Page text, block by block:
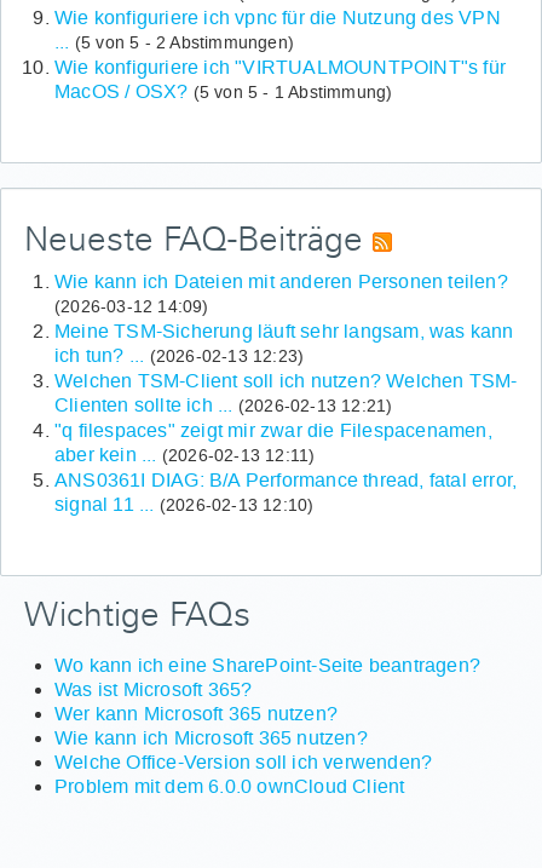
Wie konfiguriere ich vpnc für die Nutzung des VPN
(5 von 5 - 2 Abstimmungen)
Wie konfiguriere ich "VIRTUALMOUNTPOINT"s für
MacOS / OSX? (5 von 5 - 1 Abstimmung)
Neueste FAQ-Beiträge
Wie kann ich Dateien mit anderen Personen teilen?
(2026-03-12 14:09)
Meine TSM-Sicherung läuft sehr langsam, was kann
ich tun? ...
(2026-02-13 12:23)
Welchen TSM-Client soll ich nutzen? Welchen TSM-
Clienten sollte ich ...
(2026-02-13 12:21)
"q filespaces" zeigt mir zwar die Filespacenamen,
aber kein ...
(2026-02-13 12:11)
ANS0361I DIAG: B/A Performance thread, fatal error,
signal 11 ...
(2026-02-13 12:10)
Wichtige FAQs
Wo kann ich eine SharePoint-Seite beantragen?
Was ist Microsoft 365?
Wer kann Microsoft 365 nutzen?
Wie kann ich Microsoft 365 nutzen?
Welche Office-Version soll ich verwenden?
Problem mit dem 6.0.0 ownCloud Client